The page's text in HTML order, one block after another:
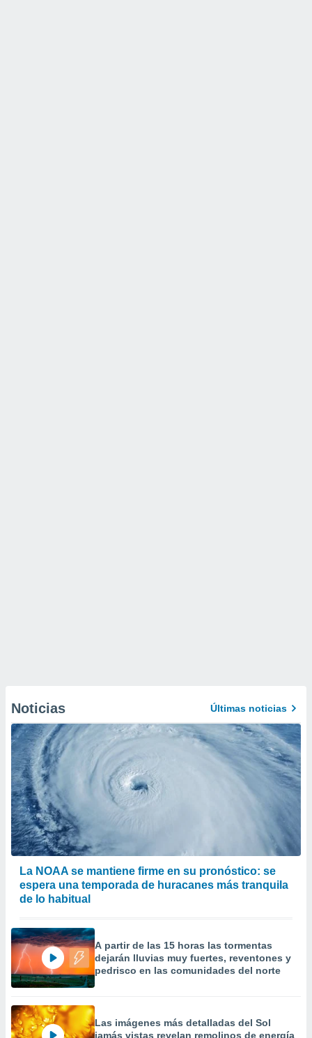
Noticias Últimas noticias
La NOAA se mantiene firme en su pronóstico: se
espera una temporada de huracanes más tranquila
de lo habitual
A partir de las 15 horas las tormentas
dejarán lluvias muy fuertes, reventones y
pedrisco en las comunidades del norte
Las imágenes más detalladas del Sol
jamás vistas revelan remolinos de energía